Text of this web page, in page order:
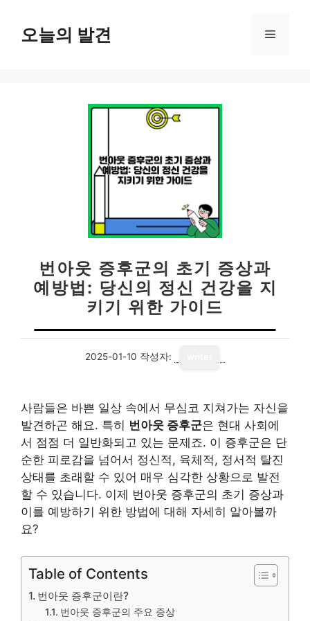
오늘의 발견 메
번아웃 증후군의 초기 증상과
예방법: 당신의 정신 건강을 지
키기 위한 가이드
2025-01-10 작성자:
사람들은 바쁜 일상 속에서 무심코 지쳐가는 자신을
발견하곤 해요. 특히 번아웃 증후군은 현대 사회에
서 점점 더 일반화되고 있는 문제죠. 이 증후군은 단
순한 피로감을 넘어서 정신적, 육체적, 정서적 탈진
상태를 초래할 수 있어 매우 심각한 상황으로 발전
할 수 있습니다. 이제 번아웃 증후군의 초기 증상과
이를 예방하기 위한 방법에 대해 자세히 알아볼까
요?
Table of Contents
번아웃 증후군이란?
번아웃 증후군의 주요 증상